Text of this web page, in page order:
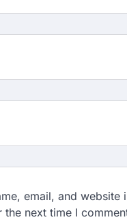
email, and website
the next time I